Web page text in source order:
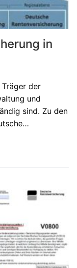
in
der
und
sind. Zu den